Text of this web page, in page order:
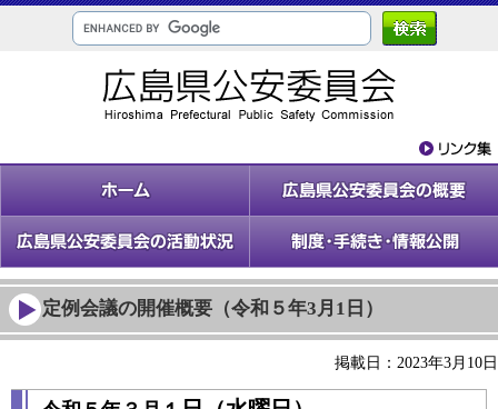
定例会議の開催概要（令和５年3月1日）
掲載日：2023年3月10日